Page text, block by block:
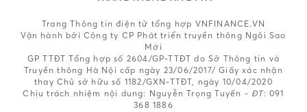
Trang Thông tin điện tử tổng hợp VNFINANCE.VN
Vận hành bởi Công ty CP Phát triển truyền thông Ngôi Sao
Mới
GP TTĐT Tổng hợp số 2604/GP-TTĐT do Sở Thông tin và
Truyền thông Hà Nội cấp ngày 23/06/2017/ Giấy xác nhận
thay Chủ sở hữu số 1182/GXN-TTĐT, ngày 10/04/2020
Chịu trách nhiệm nội dung: Nguyễn Trọng Tuyến - ĐT: 091
368 1886